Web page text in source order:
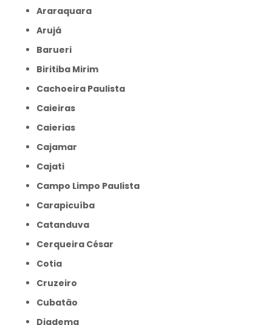
Araraquara
Arujá
Barueri
Biritiba Mirim
Cachoeira Paulista
Caieiras
Caierias
Cajamar
Cajati
Campo Limpo Paulista
Carapicuíba
Catanduva
Cerqueira César
Cotia
Cruzeiro
Cubatão
Diadema